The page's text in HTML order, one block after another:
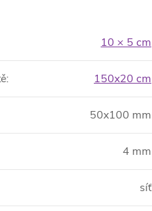
10 × 5 cm
: 150x20 cm
50x100 mm
4 mm
síť